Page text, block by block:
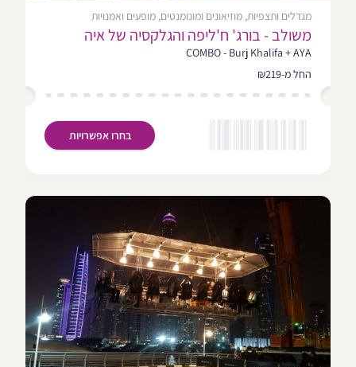
מגדלים ותצפיות, מוזיאונים ומונומנטים, מופעים ואמנויות
משולב - בורג' ח'ליפה והגלקסיה של איה
COMBO - Burj Khalifa + AYA
החל מ-₪219
בחרו אפשרויות